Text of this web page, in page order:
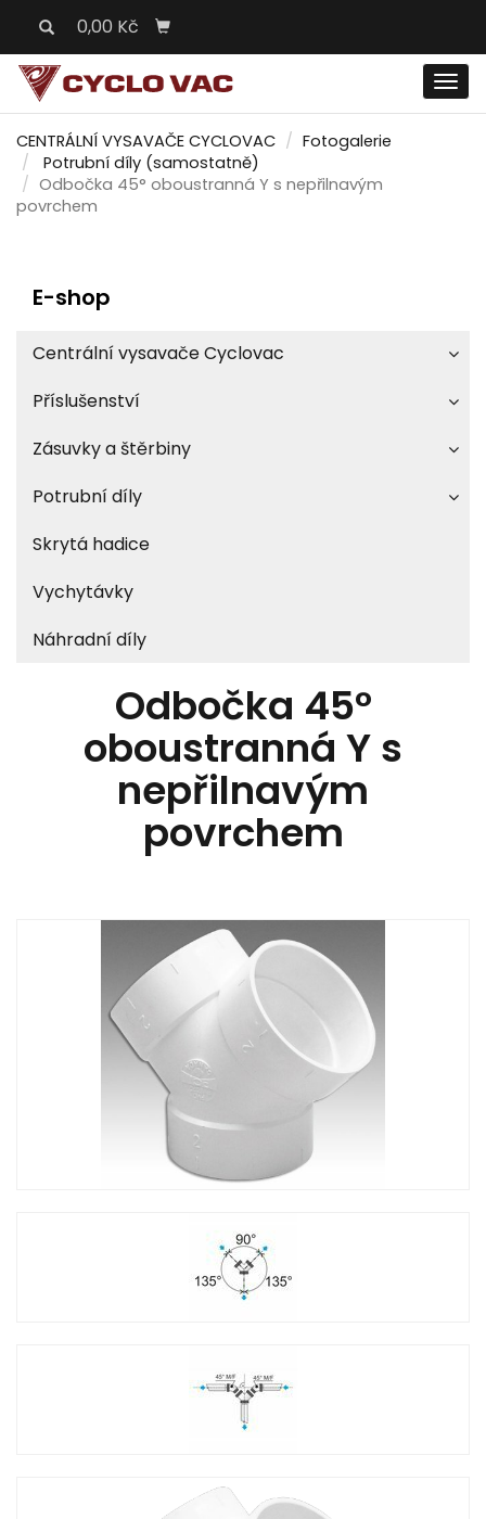
0,00 Kč
CENTRÁLNÍ VYSAVAČE CYCLOVAC
Fotogalerie
Potrubní díly (samostatně)
Odbočka 45° oboustranná Y s nepřilnavým
povrchem
E-shop
Centrální vysavače Cyclovac
Příslušenství
Zásuvky a štěrbiny
Potrubní díly
Skrytá hadice
Vychytávky
Náhradní díly
Odbočka 45°
oboustranná Y s
nepřilnavým
povrchem